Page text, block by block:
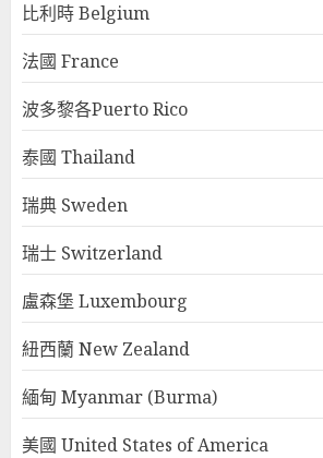
比利時 Belgium
法國 France
波多黎各Puerto Rico
泰國 Thailand
瑞典 Sweden
瑞士 Switzerland
盧森堡 Luxembourg
紐西蘭 New Zealand
緬甸 Myanmar (Burma)
美國 United States of America